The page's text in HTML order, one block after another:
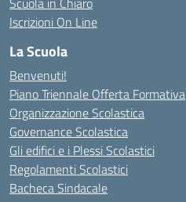
Iscrizioni On Line
La Scuola
Benvenuti!
Piano Triennale Offerta Formativa
Organizzazione Scolastica
Governance Scolastica
Gli edifici e i Plessi Scolastici
Regolamenti Scolastici
Bacheca Sindacale